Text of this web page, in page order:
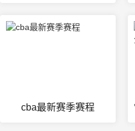
cba最新赛季赛程